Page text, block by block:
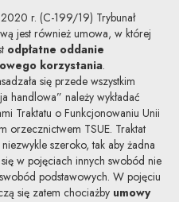
r. (C-199/19) Trybunał
jest również umowa, w której
odpłatne oddanie
korzystania.
się przede wszystkim
handlowa” należy wykładać
Traktatu o Funkcjonowaniu Unii
orzecznictwem TSUE. Traktat
szeroko, tak aby żadna
w pojęciach innych swobód nie
podstawowych. W pojęciu
się zatem chociażby umowy